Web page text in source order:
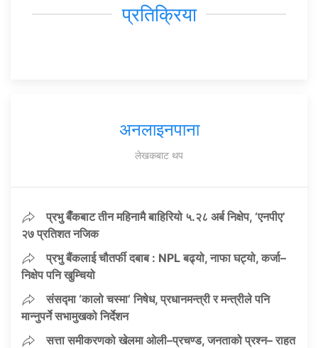
प्रतिक्रिया
अनलाइनपाना
लेखकबाट थप
प्रभु बैँकबाट तीन महिनामै बाहिरियो ५.२८ अर्ब निक्षेप, ‘एनपीए’
२७ प्रतिशत नजिक
प्रभु बैंकलाई चौतर्फी दबाब : NPL बढ्यो, नाफा घट्यो, कर्जा–
निक्षेप पनि खुम्चियो
संसद्मा ‘कालो चस्मा’ निषेध, प्रधानमन्त्री र मन्त्रीले पनि
मान्नुपर्ने सभामुखको निर्देशन
सत्ता समीकरणको खेलमा ओली–प्रचण्ड, जनताको प्रश्न– राहत